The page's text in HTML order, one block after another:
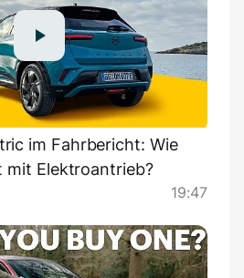
im Fahrbericht: Wie
Elektroantrieb?
19:47